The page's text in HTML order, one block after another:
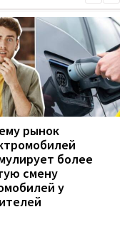
рынок
более
смену
у